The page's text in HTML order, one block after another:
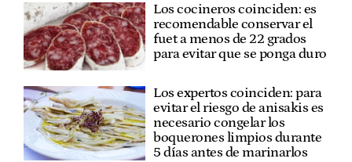
Los cocineros coinciden: es
recomendable conservar el
fuet a menos de 22 grados
para evitar que se ponga duro
Los expertos coinciden: para
evitar el riesgo de anisakis es
necesario congelar los
boquerones limpios durante
5 días antes de marinarlos